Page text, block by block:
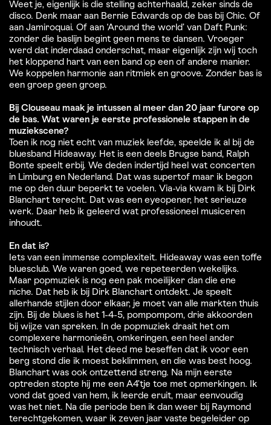
Weet je, eigenlijk is die stelling achterhaald, zeker sinds de
disco. Denk maar aan Bernie Edwards op de bas bij Chic. Of
aan Jamiroquai. Of aan ‘Around the world’ van Daft Punk:
zonder die baslijn begint geen mens te dansen. Vroeger
werd dat inderdaad onderschat, maar eigenlijk zijn wij toch
het kloppend hart van een band op een of andere manier.
We koppelen harmonie aan ritmiek en groove. Zonder bas is
een groep geen groep.
Bij Clouseau maak je intussen al meer dan 20 jaar furore op
de bas. Wat waren je eerste professionele stappen in de
muziekscene?
Toen ik nog niet echt van muziek leefde, speelde ik al bij de
bluesband Hideaway. Het is een deels Brugse band, Ralph
Bonte speelt erbij. We deden indertijd heel wat concerten
in Limburg en Nederland. Dat was supertof maar ik begon
me op den duur beperkt te voelen. Via-via kwam ik bij Dirk
Blanchart terecht. Dat was een eyeopener, het serieuze
werk. Daar heb ik geleerd wat professioneel musiceren
inhoudt.
En dat is?
Iets van een immense complexiteit. Hideaway was een toffe
bluesclub. We waren goed, we repeteerden wekelijks.
Maar popmuziek is nog een pak moeilijker dan die ene
niche. Dat heb ik bij Dirk Blanchart ontdekt. Je speelt
allerhande stijlen door elkaar, je moet van alle markten thuis
zijn. Bij de blues is het 1-4-5, pompompom, drie akkoorden
bij wijze van spreken. In de popmuziek draait het om
complexere harmonieën, omkeringen, een heel ander
technisch verhaal. Het deed me beseffen dat ik voor een
berg stond die ik moest beklimmen, en die was best hoog.
Blanchart was ook ontzettend streng. Na mijn eerste
optreden stopte hij me een A4’tje toe met opmerkingen. Ik
vond dat goed van hem, ik leerde eruit, maar eenvoudig
was het niet. Na die periode ben ik dan weer bij Raymond
terechtgekomen, waar ik zeven jaar vaste begeleider op